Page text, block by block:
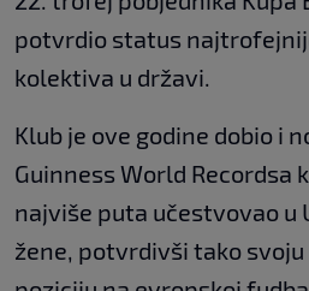
potvrdio status
kolektiva u državi.
Klub je ove godine dobio i
Guinness World Recordsa
najviše puta učestvovao u
žene, potvrdivši tako